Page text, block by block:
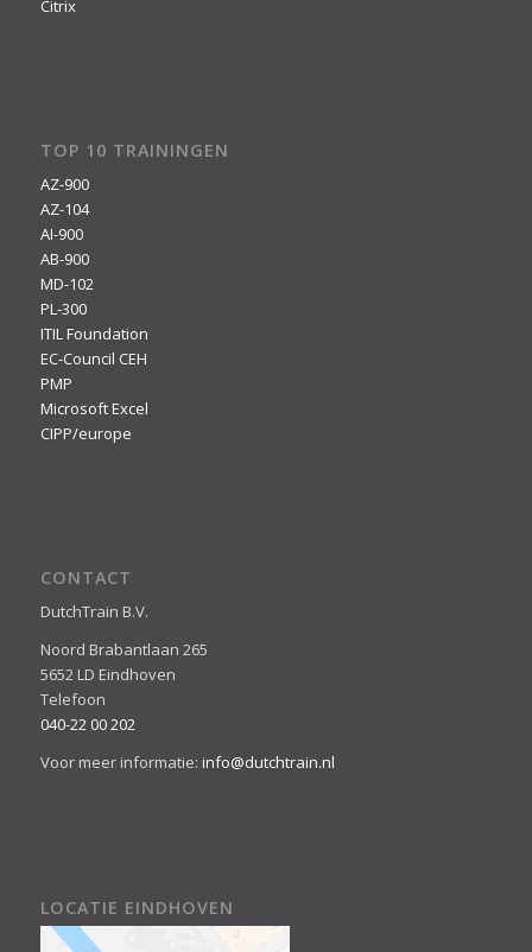
Citrix
TOP 10 TRAININGEN
AZ-900
AZ-104
AI-900
AB-900
MD-102
PL-300
ITIL Foundation
EC-Council CEH
PMP
Microsoft Excel
CIPP/europe
CONTACT
DutchTrain B.V.
Noord Brabantlaan 265
5652 LD Eindhoven
Telefoon
040-22 00 202
Voor meer informatie: info@dutchtrain.nl
LOCATIE EINDHOVEN